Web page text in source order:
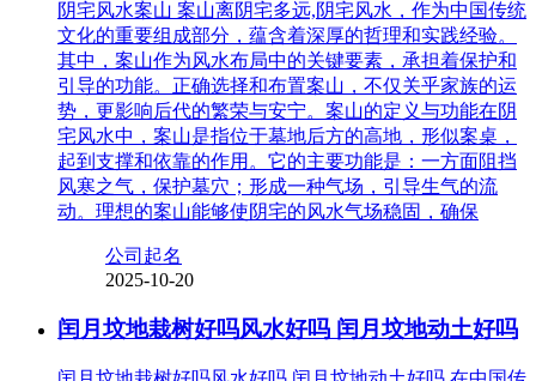
阴宅风水案山 案山离阴宅多远,阴宅风水，作为中国传统
文化的重要组成部分，蕴含着深厚的哲理和实践经验。
其中，案山作为风水布局中的关键要素，承担着保护和
引导的功能。正确选择和布置案山，不仅关乎家族的运
势，更影响后代的繁荣与安宁。案山的定义与功能在阴
宅风水中，案山是指位于墓地后方的高地，形似案桌，
起到支撑和依靠的作用。它的主要功能是：一方面阻挡
风寒之气，保护墓穴；形成一种气场，引导生气的流
动。理想的案山能够使阴宅的风水气场稳固，确保
公司起名
2025-10-20
闰月坟地栽树好吗风水好吗 闰月坟地动土好吗